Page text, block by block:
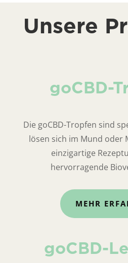
Unsere
goCBD-
Die goCBD-Tropfen sind
lösen sich im Mund oder
einzigartige
hervorragende
MEHR
goCBD-